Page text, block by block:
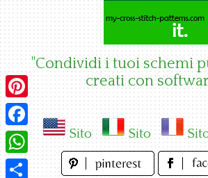
"Condividi i tuoi schemi
creati con
Sito Sito
Pinterest
Facebook
WhatsApp